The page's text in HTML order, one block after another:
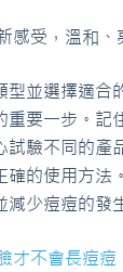
感受，溫和、
型並選擇適合
重要一步。記
試驗不同的產
確的使用方法
少痘痘的發
才不會長痘痘